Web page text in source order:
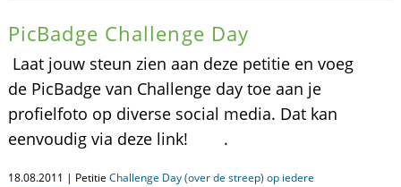
PicBadge Challenge Day
Laat jouw steun zien aan deze petitie en voeg
de PicBadge van Challenge day toe aan je
profielfoto op diverse social media. Dat kan
eenvoudig via deze link! .
18.08.2011 | Petitie Challenge Day (over de streep) op iedere